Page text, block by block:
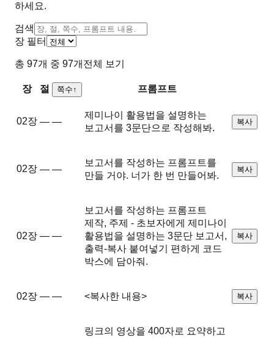
하세요.
검색
장 필터
총 97개 중 97개 전체 보기
장 절 쪽수↑ 프롬프트
02장 — —
제미나이 활용법을 설명하는
보고서를 3문단으로 작성해봐.
복사
02장 — —
보고서를 작성하는 프롬프트를
만들 거야. 너가 한 번 만들어봐.
복사
02장 — —
보고서를 작성하는 프롬프트
제작, 주제 - 초보자에게 제미나이
활용법을 설명하는 3문단 보고서,
출력-복사 붙여넣기 편하게 코드
박스에 담아줘.
복사
02장 — — <복사한 내용> 복사
링크의 영상을 400자로 요약하고